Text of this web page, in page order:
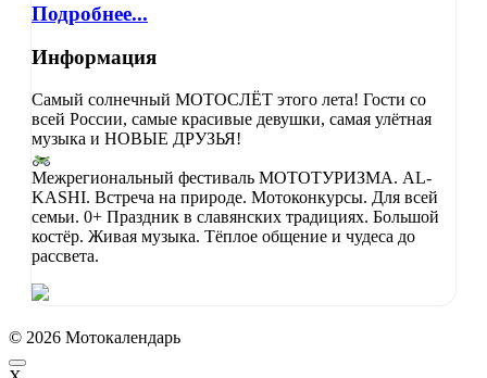
Подробнее...
Информация
Самый солнечный МОТОСЛЁТ этого лета! Гости со
всей России, самые красивые девушки, самая улётная
музыка и НОВЫЕ ДРУЗЬЯ!
Межрегиональный фестиваль МОТОТУРИЗМА. AL-
KASHI. Встреча на природе. Мотоконкурсы. Для всей
семьи. 0+ Праздник в славянских традициях. Большой
костёр. Живая музыка. Тёплое общение и чудеса до
рассвета.
© 2026 Мотокалендарь